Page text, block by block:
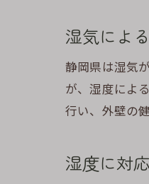
湿気によ
静岡県は湿気
が、湿度によ
行い、外壁の
湿度に対